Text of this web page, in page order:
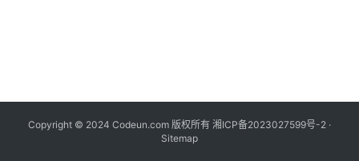
Copyright © 2024 Codeun.com 版权所有 湘ICP备2023027599号-2 ·
Sitemap